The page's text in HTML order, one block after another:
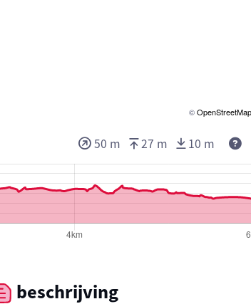
©OpenStreetMap
50 m 27 m 10 m
beschrijving